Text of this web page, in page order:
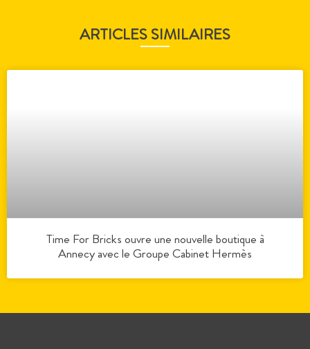
Time For Bricks ouvre une nouvelle boutique à
Annecy avec le Groupe Cabinet Hermès
ARTICLES SIMILAIRES